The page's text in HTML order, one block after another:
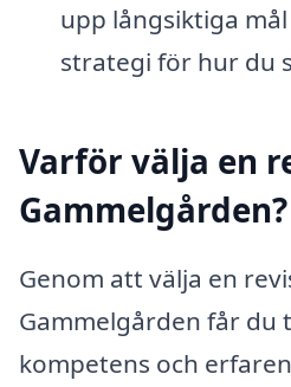
upp långsiktiga
strategi för hur du
Varför välja en
Gammelgården?
Genom att välja en
Gammelgården får du
kompetens och